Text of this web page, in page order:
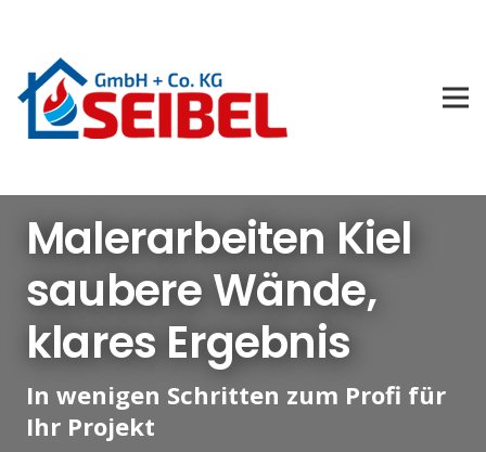
Malerarbeiten Kiel
saubere Wände,
klares Ergebnis
In wenigen Schritten zum Profi für
Ihr Projekt